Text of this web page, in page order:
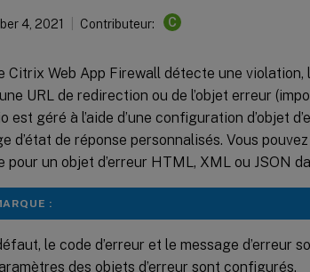
4, 2021 Contributeur: C
Citrix Web App Firewall détecte une violation,
URL de redirection ou de l’objet erreur
est géré à l’aide d’une configuration d’objet
d’état de réponse personnalisés. Vous
pour un objet d’erreur HTML, XML ou JSON
:
le code d’erreur et le message d’erreur
des objets d’erreur sont configurés.